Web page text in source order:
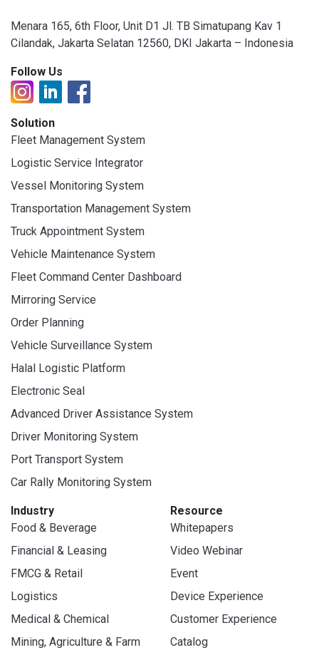
Menara 165, 6th Floor, Unit D1 Jl. TB Simatupang Kav 1
Cilandak, Jakarta Selatan 12560, DKI Jakarta – Indonesia
Follow Us
Solution
Fleet Management System
Logistic Service Integrator
Vessel Monitoring System
Transportation Management System
Truck Appointment System
Vehicle Maintenance System
Fleet Command Center Dashboard
Mirroring Service
Order Planning
Vehicle Surveillance System
Halal Logistic Platform
Electronic Seal
Advanced Driver Assistance System
Driver Monitoring System
Port Transport System
Car Rally Monitoring System
Industry
Food & Beverage
Financial & Leasing
FMCG & Retail
Logistics
Medical & Chemical
Mining, Agriculture & Farm
Resource
Whitepapers
Video Webinar
Event
Device Experience
Customer Experience
Catalog